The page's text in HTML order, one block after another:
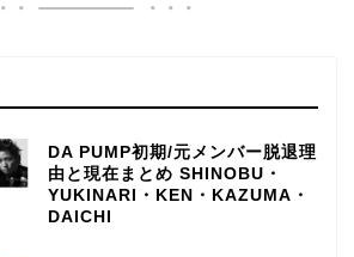
DA PUMP初期/元メンバー脱退理
由と現在まとめ SHINOBU・
YUKINARI・KEN・KAZUMA・
DAICHI